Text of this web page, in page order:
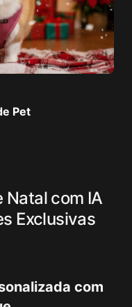
Pet
Natal com IA
Exclusivas
com